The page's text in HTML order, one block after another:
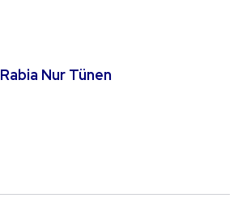
Rabia Nur Tünen